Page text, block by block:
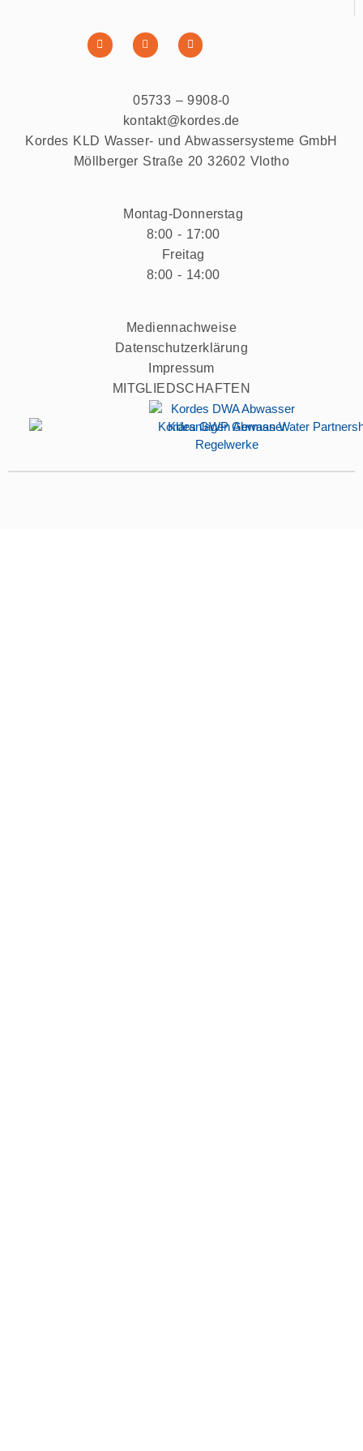
05733 – 9908-0
kontakt@kordes.de
Kordes KLD Wasser- und Abwassersysteme GmbH
Möllberger Straße 20 32602 Vlotho
Montag-Donnerstag
8:00 - 17:00
Freitag
8:00 - 14:00
Mediennachweise
Datenschutzerklärung
Impressum
MITGLIEDSCHAFTEN